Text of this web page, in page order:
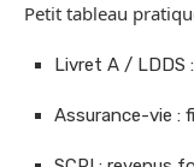
Petit tableau
Livret A / LDDS
Assurance-vie :